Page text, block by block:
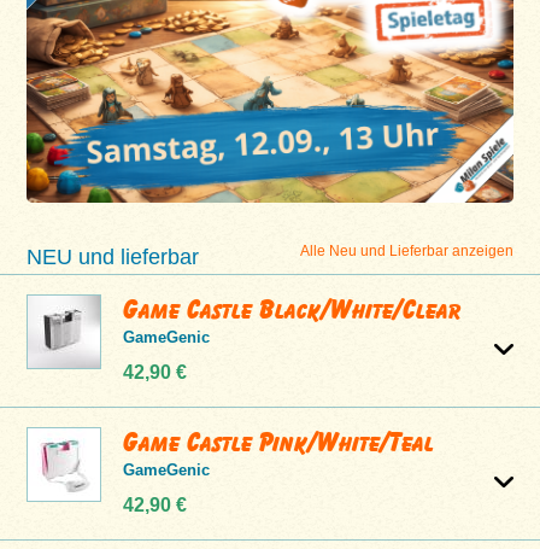
Alle Neu und Lieferbar anzeigen
NEU und lieferbar
Game Castle Black/White/Clear
GameGenic
42,90 €
Game Castle Pink/White/Teal
GameGenic
42,90 €